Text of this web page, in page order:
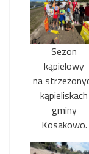
Sezon
kąpielowy
na
kąpieliskach
gminy
Kosakowo.